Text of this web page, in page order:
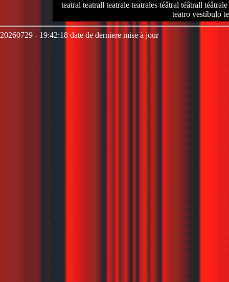
teatral teatrall teatrale teatrales téâtral téâtrall
teatro vestíbulo
20260729 - 19:42:18 date de derniere mise à jour